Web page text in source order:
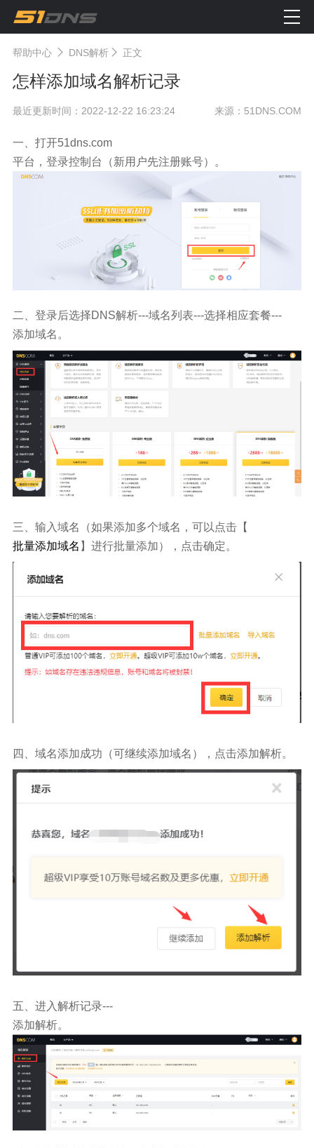
帮助中心 DNS解析 正文
怎样添加域名解析记录
最近更新时间：2022-12-22 16:23:24 来源：51DNS.COM
一、打开51dns.com
平台，登录控制台（新用户先注册账号）。
二、登录后选择DNS解析---域名列表---选择相应套餐---
添加域名。
三、输入域名（如果添加多个域名，可以点击【
批量添加域名 】进行批量添加），点击确定。
四、域名添加成功（可继续添加域名），点击添加解析。
五、进入解析记录---
添加解析。